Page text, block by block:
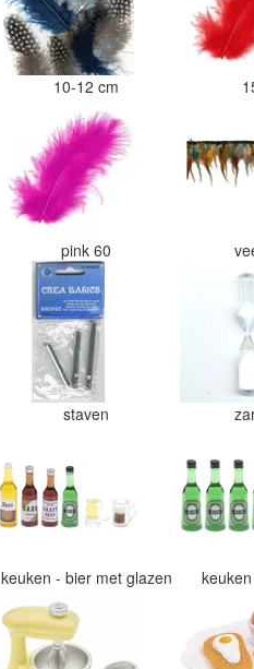
10-12 cm
pink 60
staven
keuken - bier met glazen